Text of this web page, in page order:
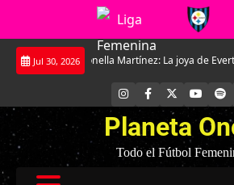
Saltar
Jul 30, 2026
Martínez: La joya de Everton La Roja
INSTAGRAM
FACEBOOK
Planeta
Todo el Fútbol